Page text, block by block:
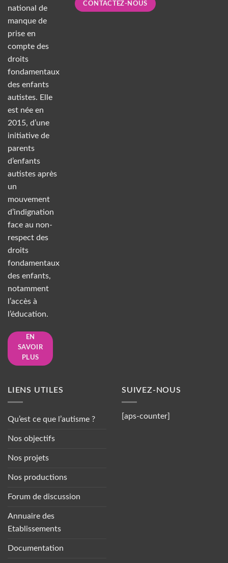
national de
manque de
prise en
compte des
droits
fondamentaux
des enfants
autistes. Elle
est née en
2015, d’une
initiative de
parents
d’enfants
autistes après
un
mouvement
d’indignation
face au non-
respect des
droits
fondamentaux
des enfants,
notamment
l’accès à
l’éducation.
EN
SAVOIR
PLUS
CONTACTEZ-NOUS
LIENS UTILES
Qu’est ce que l’autisme ?
Nos objectifs
Nos projets
Nos productions
Forum de discussion
Annuaire des
Etablissements
Documentation
SUIVEZ-NOUS
[aps-counter]